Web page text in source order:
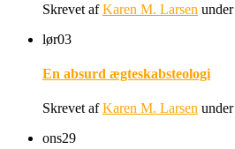
Skrevet afKaren M. Larsen under
lør03
En absurd ægteskabsteologi
Skrevet afKaren M. Larsen under
ons29